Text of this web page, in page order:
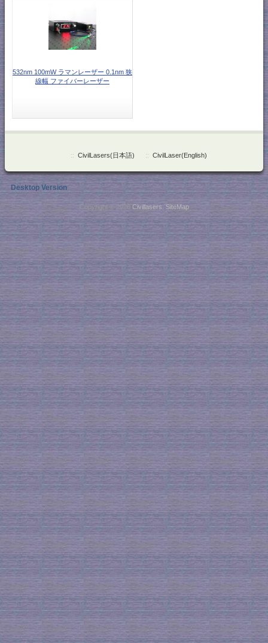
532nm 100mW ラマンレーザー 0.1nm 狭
線幅 ファイバーレーザー
:: CivilLasers(日本語) :: CivilLaser(English)
Desktop Version
Copyright © 2026 Civillasers SiteMap